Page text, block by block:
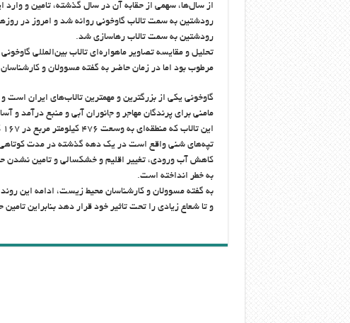
از سال‌ها، سهمی از حقابه آن در سال گذشته، تامین و
رودشتین به سمت تالاب گاوخونی روانه شد و امروز در
رودشتین به سمت تالاب رهاسازی شد.
مرطوب بود اما در زمان حاضر به گفته مسوولان و
گاوخونی یکی از بزرگترین و مهمترین تالاب‌های ایران
مامنی برای پرندگان مهاجر و جانوران آبی و منبع درآمد و
تپه‌های شنی واقع است در یک دهه گذشته در مدت کوتاهی در سال ۹۵ و سپس در سال ۹۸ آب
کاهش آب ورودی، تغییر اقلیم و خشکسالی و تامین نشدن
به خطر انداخته است.
به گفته مسوولان و کارشناسان محیط زیست، ادامه این روند
و تا شعاع زیادی را تحت تاثیر خود قرار دهد بنابراین